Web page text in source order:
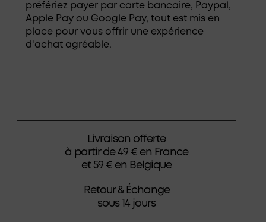
préfériez payer par carte bancaire, Paypal,
Apple Pay ou Google Pay, tout est mis en
place pour vous offrir une expérience
d'achat agréable.
Livraison offerte
à partir de 49 € en France
et 59 € en Belgique
Retour & Échange
sous 14 jours